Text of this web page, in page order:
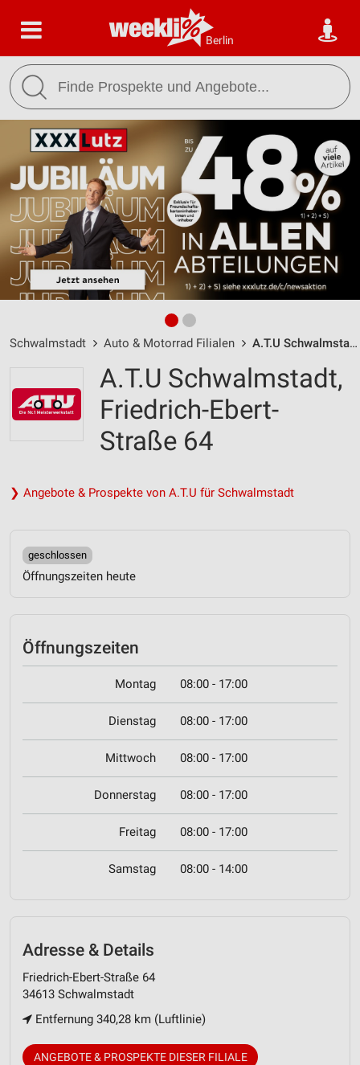
Berlin
Schwalmstadt Auto & Motorrad Filialen A.T.U Schwalmstadt / Friedrich-Ebert-Straße 64 - Öffnungszeiten & Adresse
A.T.U Schwalmstadt,
Friedrich-Ebert-
Straße 64
❯ Angebote & Prospekte von A.T.U für Schwalmstadt
geschlossen
Öffnungszeiten heute
Öffnungszeiten
Montag 08:00 - 17:00
Dienstag 08:00 - 17:00
Mittwoch 08:00 - 17:00
Donnerstag 08:00 - 17:00
Freitag 08:00 - 17:00
Samstag 08:00 - 14:00
Adresse & Details
Friedrich-Ebert-Straße 64
34613 Schwalmstadt
Entfernung 340,28 km (Luftlinie)
ANGEBOTE & PROSPEKTE DIESER FILIALE